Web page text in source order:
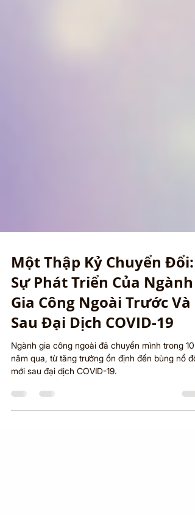
Một Thập Kỷ Chuyển Đổi:
Sự Phát Triển Của Ngành
Gia Công Ngoài Trước Và
Sau Đại Dịch COVID-19
Ngành gia công ngoài đã chuyển mình trong 10
năm qua, từ tăng trưởng ổn định đến bùng nổ đổi